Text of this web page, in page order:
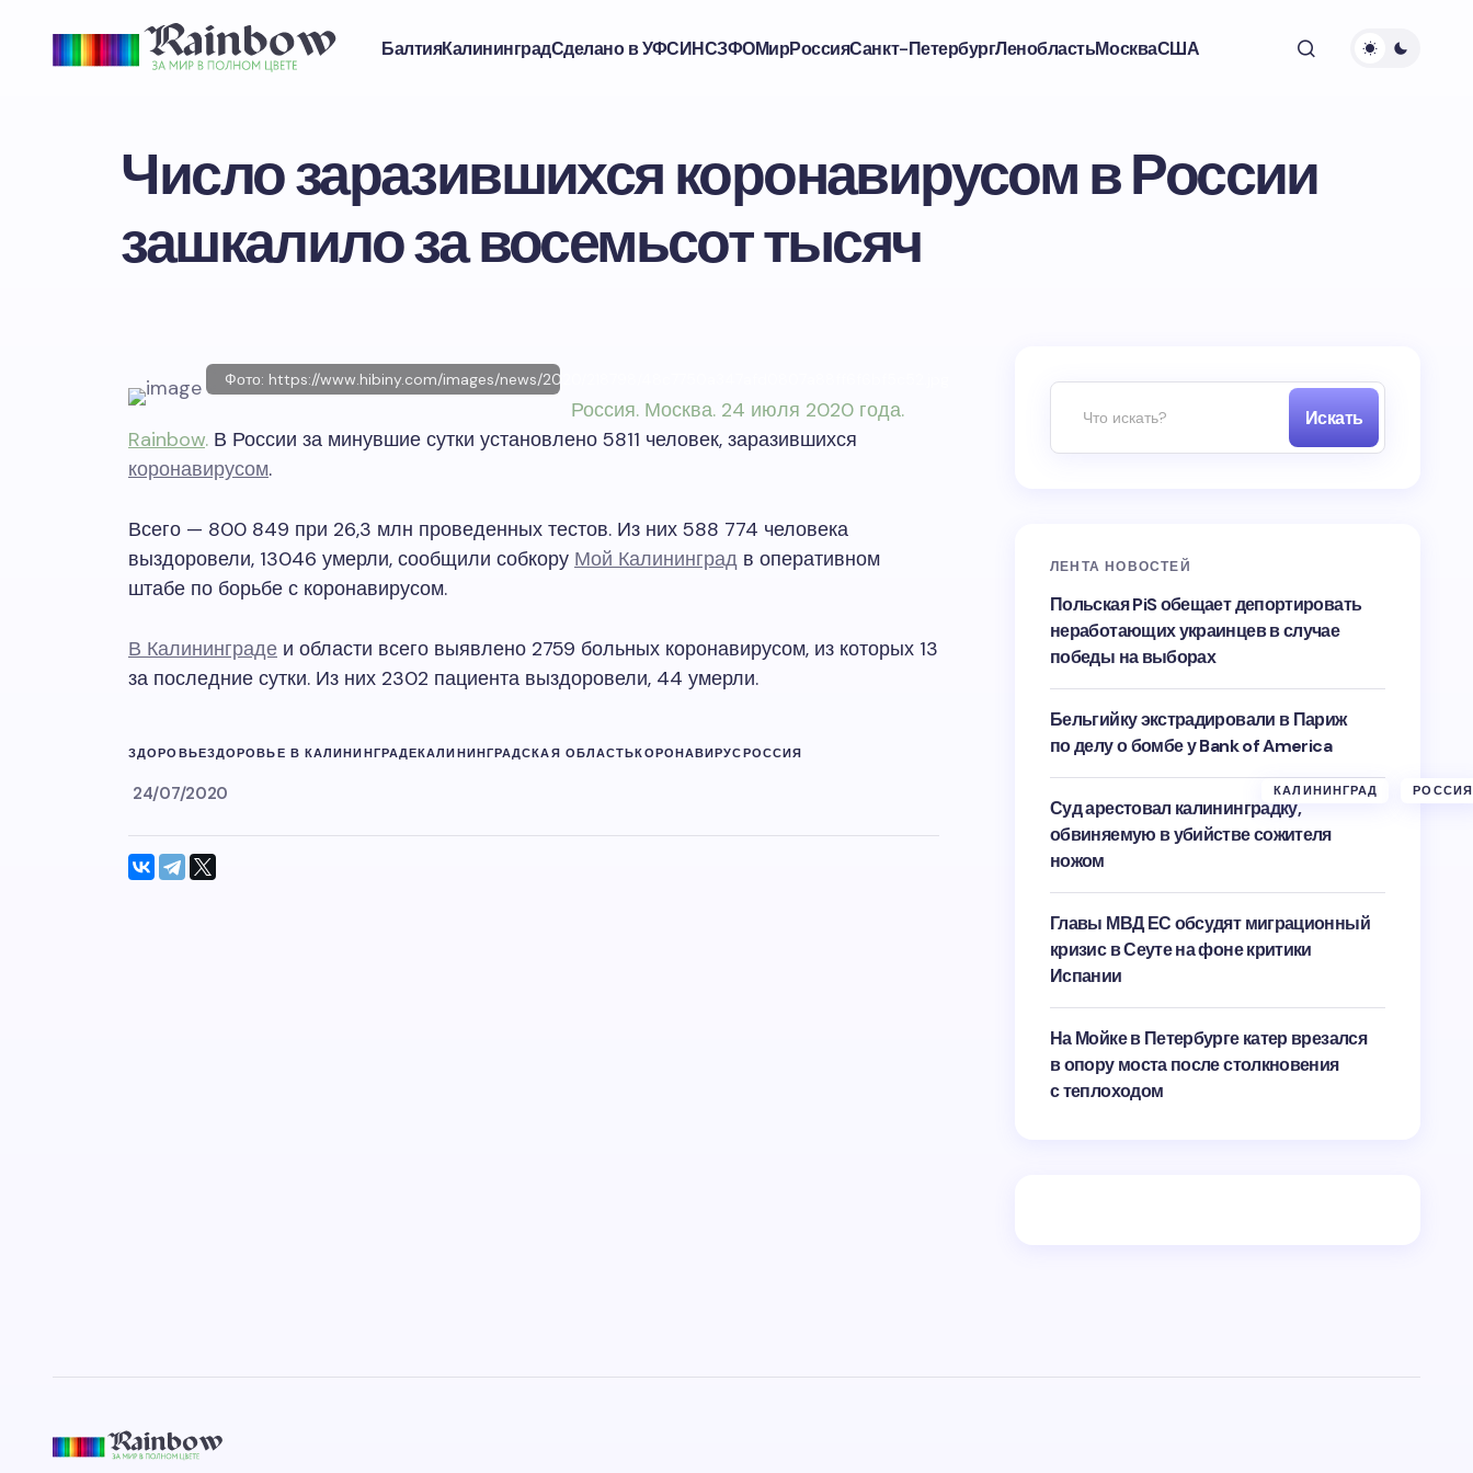
БалтияКалининградСделано в УФСИНСЗФОМирРоссияСанкт-ПетербургЛенобластьМоскваСША
Число заразившихся коронавирусом в России
зашкалило за восемьсот тысяч
Фото: https://www.hibiny.com/images/news/2020/218798/48c7750a347afd0807a88ff6f6bf5c52.jpg
Россия. Москва. 24 июля 2020 года.
Rainbow. В России за минувшие сутки установлено 5811 человек, заразившихся
коронавирусом.
Всего — 800 849 при 26,3 млн проведенных тестов. Из них 588 774 человека
выздоровели, 13046 умерли, сообщили собкору Мой Калининград в оперативном
штабе по борьбе с коронавирусом.
В Калининграде и области всего выявлено 2759 больных коронавирусом, из которых 13
за последние сутки. Из них 2302 пациента выздоровели, 44 умерли.
ЗДОРОВЬЕЗДОРОВЬЕ В КАЛИНИНГРАДЕКАЛИНИНГРАДСКАЯ ОБЛАСТЬКОРОНАВИРУСРОССИЯ
24/07/2020 КАЛИНИНГРАД РОССИЯ
Искать
ЛЕНТА НОВОСТЕЙ
Польская PiS обещает депортировать
неработающих украинцев в случае
победы на выборах
Бельгийку экстрадировали в Париж
по делу о бомбе у Bank of America
Суд арестовал калининградку,
обвиняемую в убийстве сожителя
ножом
Главы МВД ЕС обсудят миграционный
кризис в Сеуте на фоне критики
Испании
На Мойке в Петербурге катер врезался
в опору моста после столкновения
с теплоходом